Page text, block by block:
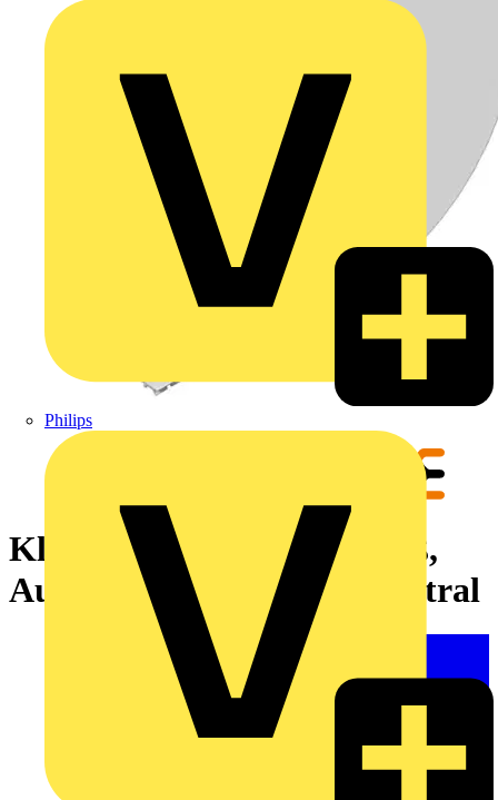
Philips
Klemmenmarkierung, weiß,
Aufgedruckte Zeichen: neutral